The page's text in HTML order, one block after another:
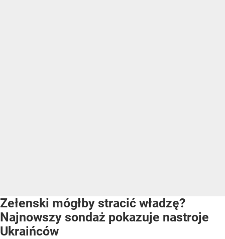
Zełenski mógłby stracić władzę?
Najnowszy sondaż pokazuje nastroje
Ukraińców